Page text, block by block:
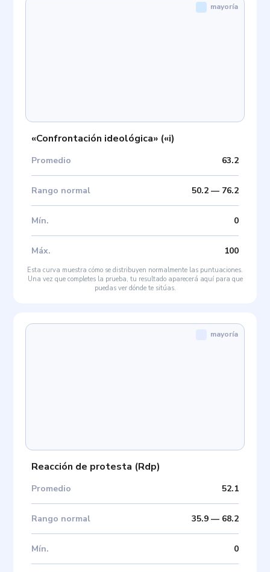
«Confrontación ideológica» («i)
Promedio 63.2
Rango normal 50.2— 76.2
Mín. 0
Máx. 100
mayoría
Esta curva muestra cómo se distribuyen normalmente las puntuaciones.
Una vez que completes la prueba, tu resultado aparecerá aquí para que
puedas ver dónde te sitúas.
Reacción de protesta (Rdp)
Promedio 52.1
Rango normal 35.9— 68.2
Mín. 0
mayoría